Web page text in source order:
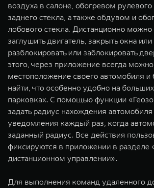
воздуха в салоне, обогревом рулевого
заднего стекла, а также обдувом и
лобового стекла. Дистанционно можно
заглушить двигатель, закрыть окна
разблокировать или заблокировать
этого, через приложение всегда
местоположение своего автомобиля и
найти, что особенно удобно на
парковках. С помощью функции
задать радиус нахождения автомобиля
уведомления каждый раз, когда
заданный радиус. Все действия
фиксируются в приложении в разделе
дистанционном управлении».
Для выполнения команд удаленного